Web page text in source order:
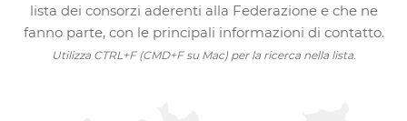
lista dei consorzi aderenti alla Federazione e che ne
fanno parte, con le principali informazioni di contatto.
Utilizza CTRL+F (CMD+F su Mac) per la ricerca nella lista.